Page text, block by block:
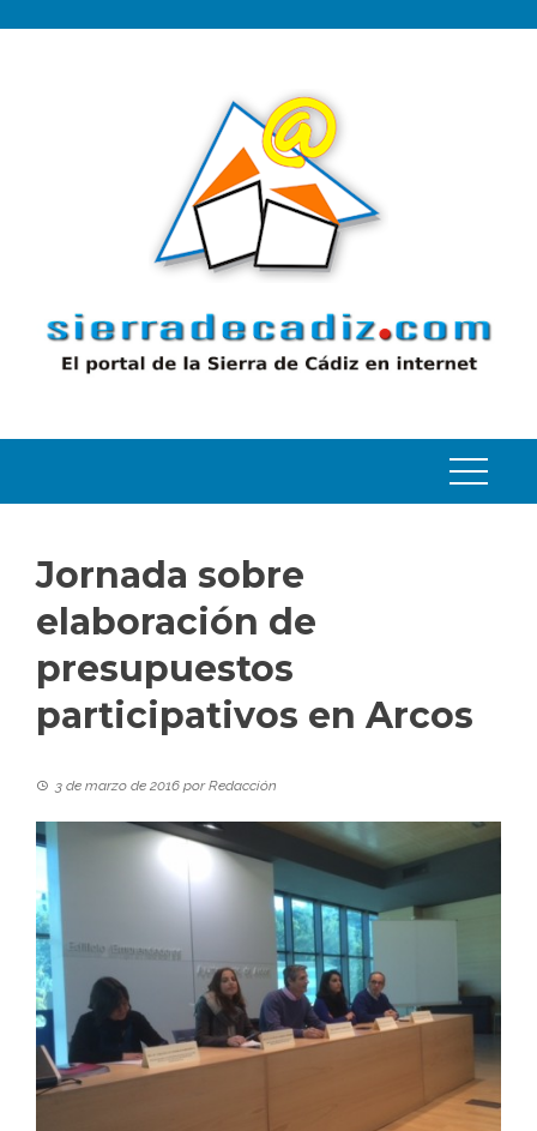
Jornada sobre
elaboración de
presupuestos
participativos en Arcos
3 de marzo de 2016 porRedacción